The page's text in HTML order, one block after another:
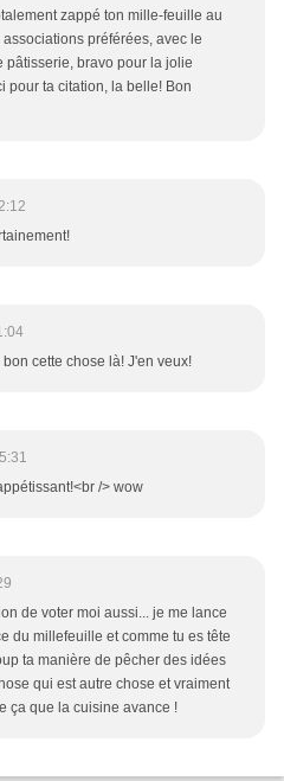
zappé ton mille-feuille au
préférées, avec le
pâtisserie, bravo pour la jolie
pour ta citation, la belle! Bon
cette chose là! J'en veux!
/> wow
de voter moi aussi... je me lance
du millefeuille et comme tu es tête
ta manière de pêcher des idées
qui est autre chose et vraiment
ça que la cuisine avance !